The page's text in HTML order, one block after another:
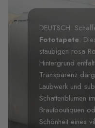
DEUTSCH:
Fototapete.
staubigen rosa
Hintergrund
Transparenz
Laubwerk und
Schattenblumen
Brautboutiquen
Schönheit eines